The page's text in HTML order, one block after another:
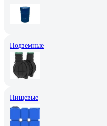
Подземные
Пищевые